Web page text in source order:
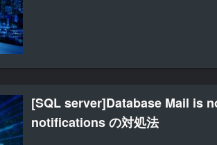
[SQL server]Database Mail is
notifications の対処法